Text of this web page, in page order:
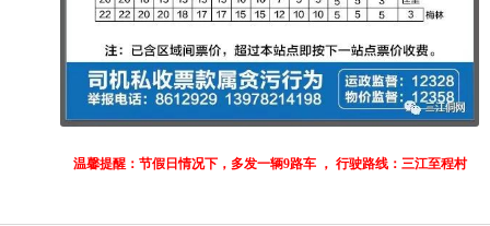
温馨提醒：节假日情况下，多发一辆9路车 ， 行驶路线：三江至程村